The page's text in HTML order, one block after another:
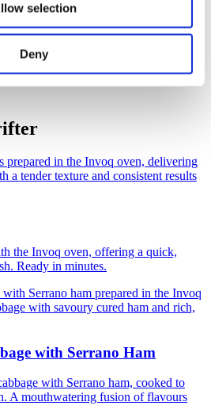
selection
Deny
the Invoq oven, offering a quick,
Ready in minutes.
with Serrano Ham
with Serrano ham, cooked to
A mouthwatering fusion of flavours